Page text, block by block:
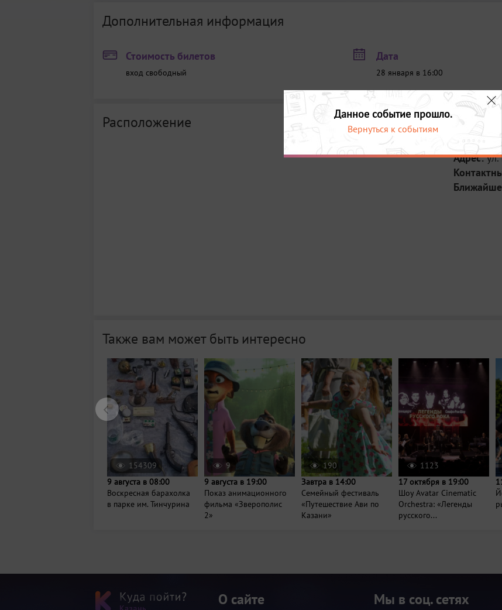
Дополнительная информация
Стоимость билетов
вход свободный
Дата
28 января в 16:00
Расположение
Место:
Адрес:ул.
Также вам может быть интересно
154309
9 августа в 08:00
Воскресная барахолка
в парке им. Тинчурина
9
9 августа в 19:00
Показ анимационного
фильма «Зверополис
2»
190
Завтра в 14:00
Семейный фестиваль
«Путешествие Ави по
Казани»
1123
17 октября в 19:00
Шоу Avatar Cinematic
Orchestra: «Легенды
русского...
Данное событие прошло.
Вернуться к событиям
О сайте Мы в соц. сетях